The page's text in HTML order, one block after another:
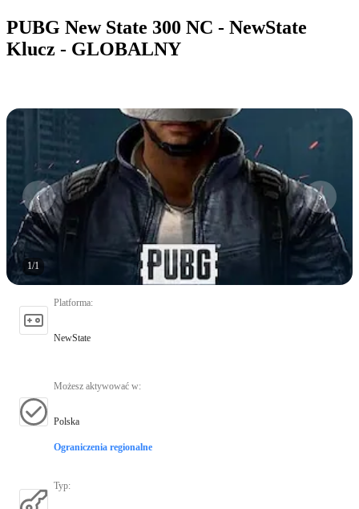
PUBG New State 300 NC - NewState
Klucz - GLOBALNY
1/1
Platforma:
NewState
Możesz aktywować w:
Polska
Ograniczenia regionalne
Typ: